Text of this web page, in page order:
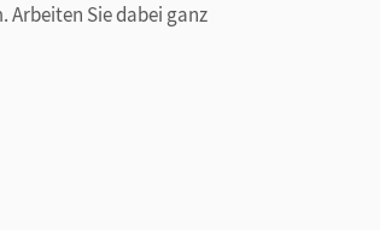
Sie dabei ganz